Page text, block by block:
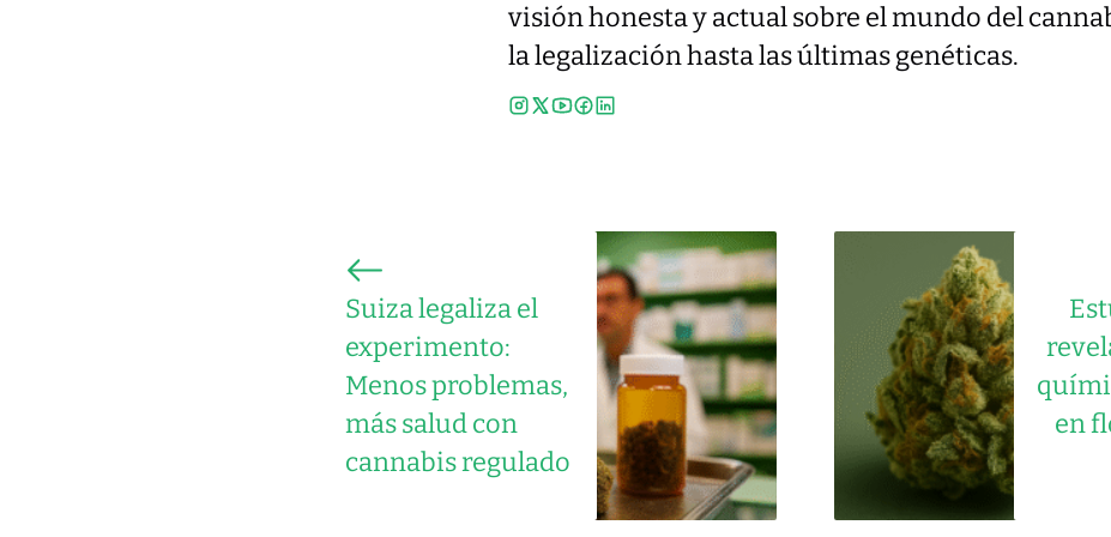
visión honesta y actual sobre el mundo del
la legalización hasta las últimas genéticas.
Suiza legaliza el
experimento:
Menos problemas,
más salud con
cannabis regulado
en